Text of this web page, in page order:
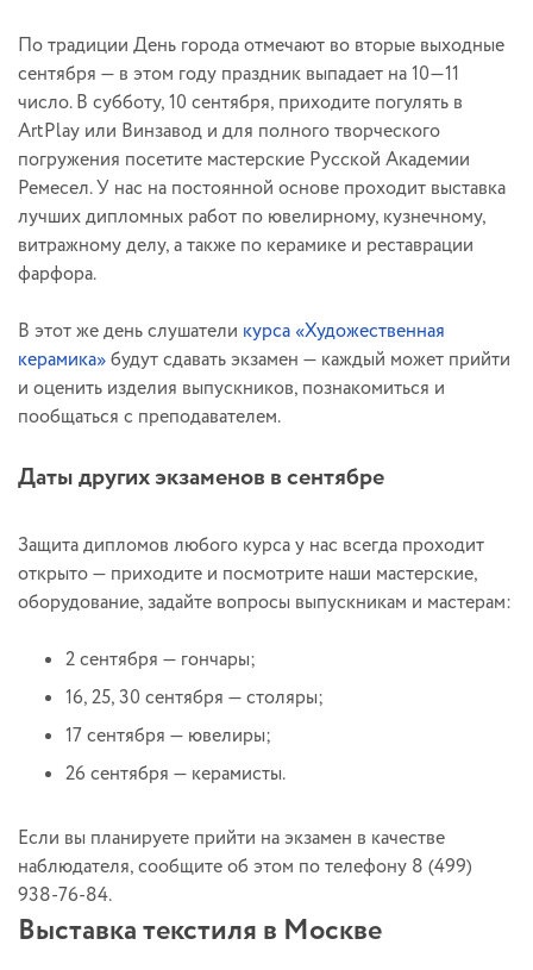
По традиции День города отмечают во вторые выходные
сентября — в этом году праздник выпадает на 10—11
число. В субботу, 10 сентября, приходите погулять в
ArtPlay или Винзавод и для полного творческого
погружения посетите мастерские Русской Академии
Ремесел. У нас на постоянной основе проходит выставка
лучших дипломных работ по ювелирному, кузнечному,
витражному делу, а также по керамике и реставрации
фарфора.
В этот же день слушатели курса «Художественная
керамика»будут сдавать экзамен — каждый может прийти
и оценить изделия выпускников, познакомиться и
пообщаться с преподавателем.
Даты других экзаменов в сентябре
Защита дипломов любого курса у нас всегда проходит
открыто — приходите и посмотрите наши мастерские,
оборудование, задайте вопросы выпускникам и мастерам:
2 сентября — гончары;
16, 25, 30 сентября — столяры;
17 сентября — ювелиры;
26 сентября — керамисты.
Если вы планируете прийти на экзамен в качестве
наблюдателя, сообщите об этом по телефону 8 (499)
938-76-84.
Выставка текстиля в Москве